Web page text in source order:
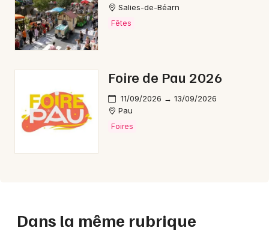
Salies-de-Béarn
Fêtes
Foire de Pau 2026
11/09/2026 → 13/09/2026
Pau
Foires
Dans la même rubrique